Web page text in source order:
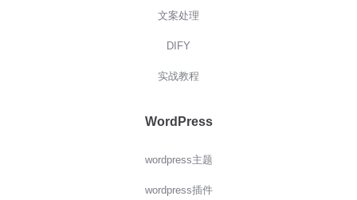
文案处理
DIFY
实战教程
WordPress
wordpress主题
wordpress插件